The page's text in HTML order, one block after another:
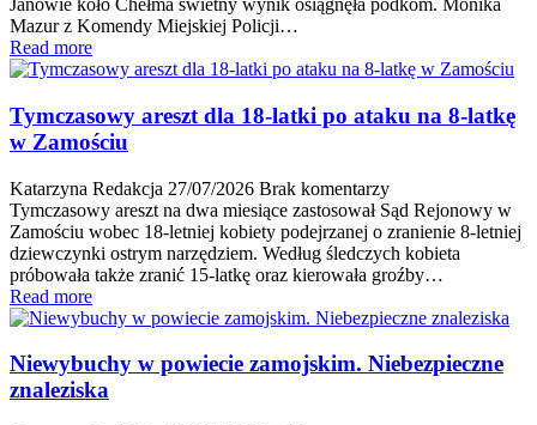
Janowie koło Chełma świetny wynik osiągnęła podkom. Monika
Mazur z Komendy Miejskiej Policji…
Read more
Tymczasowy areszt dla 18-latki po ataku na 8-latkę
w Zamościu
Katarzyna Redakcja 27/07/2026 Brak komentarzy
Tymczasowy areszt na dwa miesiące zastosował Sąd Rejonowy w
Zamościu wobec 18-letniej kobiety podejrzanej o zranienie 8-letniej
dziewczynki ostrym narzędziem. Według śledczych kobieta
próbowała także zranić 15-latkę oraz kierowała groźby…
Read more
Niewybuchy w powiecie zamojskim. Niebezpieczne
znaleziska